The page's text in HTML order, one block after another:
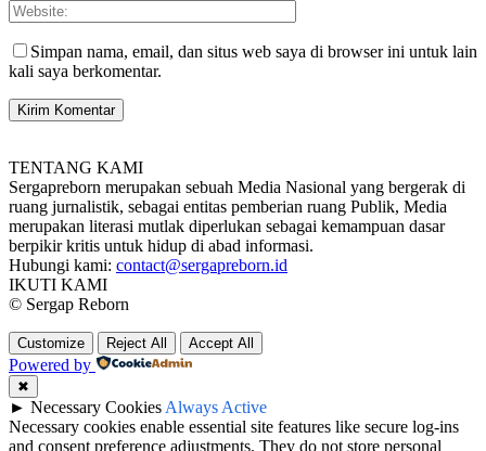
Simpan nama, email, dan situs web saya di browser ini untuk lain
kali saya berkomentar.
TENTANG KAMI
Sergapreborn merupakan sebuah Media Nasional yang bergerak di
ruang jurnalistik, sebagai entitas pemberian ruang Publik, Media
merupakan literasi mutlak diperlukan sebagai kemampuan dasar
berpikir kritis untuk hidup di abad informasi.
Hubungi kami: contact@sergapreborn.id
IKUTI KAMI
© Sergap Reborn
Customize Reject All Accept All
Powered by
✖
► Necessary Cookies Always Active
Necessary cookies enable essential site features like secure log-ins
and consent preference adjustments. They do not store personal